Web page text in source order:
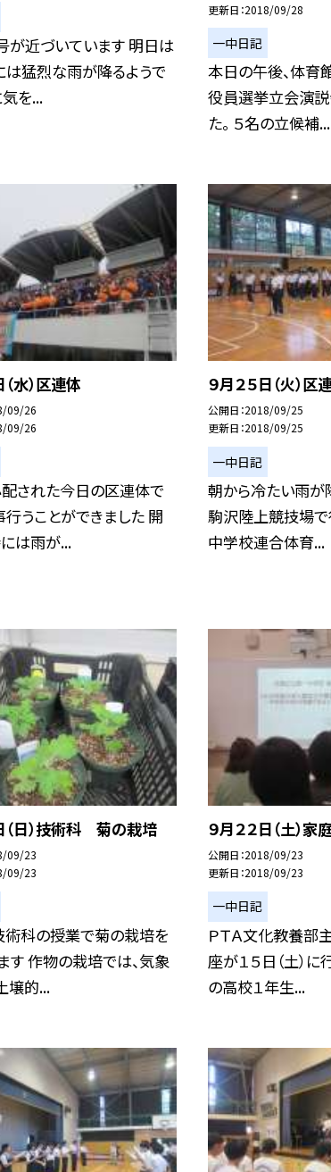
が近づいています 明日は
は猛烈な雨が降るようで
を...
更新日 2018/09/28
一中日記
本日の午後、体育
役員選挙立会演
た。 ５名の立候補...
水）区連体
09/26
09/26
された今日の区連体で
行うことができました 開
は雨が...
９月２５日（火）
公開日 2018/09/25
更新日 2018/09/25
一中日記
朝から冷たい雨が
駒沢陸上競技場で
中学校連合体育...
（日）技術科 菊の栽培
09/23
09/23
術科の授業で菊の栽培を
す 作物の栽培では、気象
壌的...
９月２２日（土）
公開日 2018/09/23
更新日 2018/09/23
一中日記
ＰＴＡ文化教養部
座が１５日（土）
の高校１年生...